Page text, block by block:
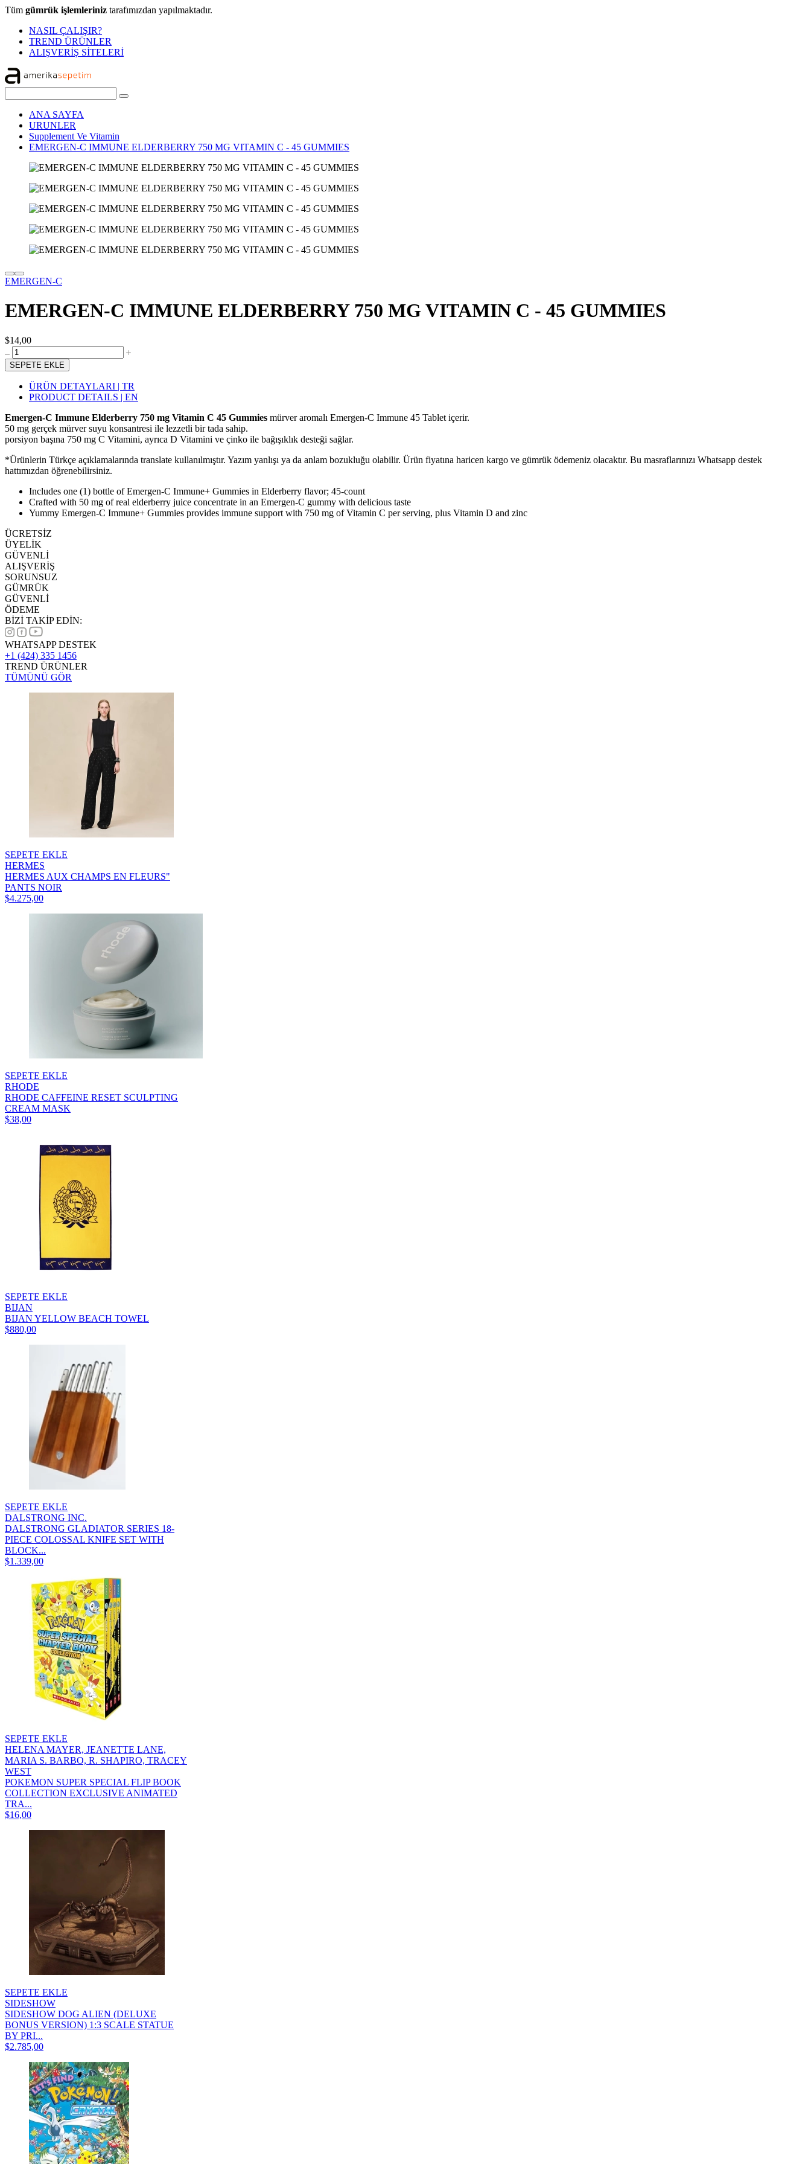
Tüm gümrük işlemleriniz tarafımızdan yapılmaktadır.
NASIL ÇALIŞIR?
TREND ÜRÜNLER
ALIŞVERİŞ SİTELERİ
ANA SAYFA
URUNLER
Supplement Ve Vitamin
EMERGEN-C IMMUNE ELDERBERRY 750 MG VITAMIN C - 45 GUMMIES
EMERGEN-C
EMERGEN-C IMMUNE ELDERBERRY 750 MG VITAMIN C - 45 GUMMIES
$14,00
SEPETE EKLE
ÜRÜN DETAYLARI | TR
PRODUCT DETAILS | EN
Emergen-C Immune Elderberry 750 mg Vitamin C 45 Gummies mürver aromalı Emergen-C Immune 45 Tablet içerir.
50 mg gerçek mürver suyu konsantresi ile lezzetli bir tada sahip.
porsiyon başına 750 mg C Vitamini, ayrıca D Vitamini ve çinko ile bağışıklık desteği sağlar.
*Ürünlerin Türkçe açıklamalarında translate kullanılmıştır. Yazım yanlışı ya da anlam bozukluğu olabilir. Ürün fiyatına haricen kargo ve gümrük ödemeniz olacaktır. Bu masraflarınızı Whatsapp destek
hattımızdan öğrenebilirsiniz.
Includes one (1) bottle of Emergen-C Immune+ Gummies in Elderberry flavor; 45-count
Crafted with 50 mg of real elderberry juice concentrate in an Emergen-C gummy with delicious taste
Yummy Emergen-C Immune+ Gummies provides immune support with 750 mg of Vitamin C per serving, plus Vitamin D and zinc
ÜCRETSİZ
ÜYELİK
GÜVENLİ
ALIŞVERİŞ
SORUNSUZ
GÜMRÜK
GÜVENLİ
ÖDEME
BİZİ TAKİP EDİN:
WHATSAPP DESTEK
+1 (424) 335 1456
TREND ÜRÜNLER
TÜMÜNÜ GÖR
SEPETE EKLE
HERMES
HERMES AUX CHAMPS EN FLEURS"
PANTS NOIR
$4.275,00
SEPETE EKLE
RHODE
RHODE CAFFEINE RESET SCULPTING
CREAM MASK
$38,00
SEPETE EKLE
BIJAN
BIJAN YELLOW BEACH TOWEL
$880,00
SEPETE EKLE
DALSTRONG INC.
DALSTRONG GLADIATOR SERIES 18-
PIECE COLOSSAL KNIFE SET WITH
BLOCK...
$1.339,00
SEPETE EKLE
HELENA MAYER, JEANETTE LANE,
MARIA S. BARBO, R. SHAPIRO, TRACEY
WEST
POKEMON SUPER SPECIAL FLIP BOOK
COLLECTION EXCLUSIVE ANIMATED
TRA...
$16,00
SEPETE EKLE
SIDESHOW
SIDESHOW DOG ALIEN (DELUXE
BONUS VERSION) 1:3 SCALE STATUE
BY PRI...
$2.785,00